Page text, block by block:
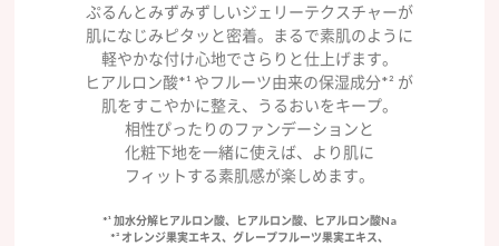
ぷるんとみずみずしいジェリーテクスチャーが
肌になじみピタッと密着。まるで素肌のように
軽やかな付け心地でさらりと仕上げます。
ヒアルロン酸*¹ やフルーツ由来の保湿成分*² が
肌をすこやかに整え、うるおいをキープ。
相性ぴったりのファンデーションと
化粧下地を一緒に使えば、より肌に
フィットする素肌感が楽しめます。
*¹ 加水分解ヒアルロン酸、ヒアルロン酸、ヒアルロン酸Na
*² オレンジ果実エキス、グレープフルーツ果実エキス、